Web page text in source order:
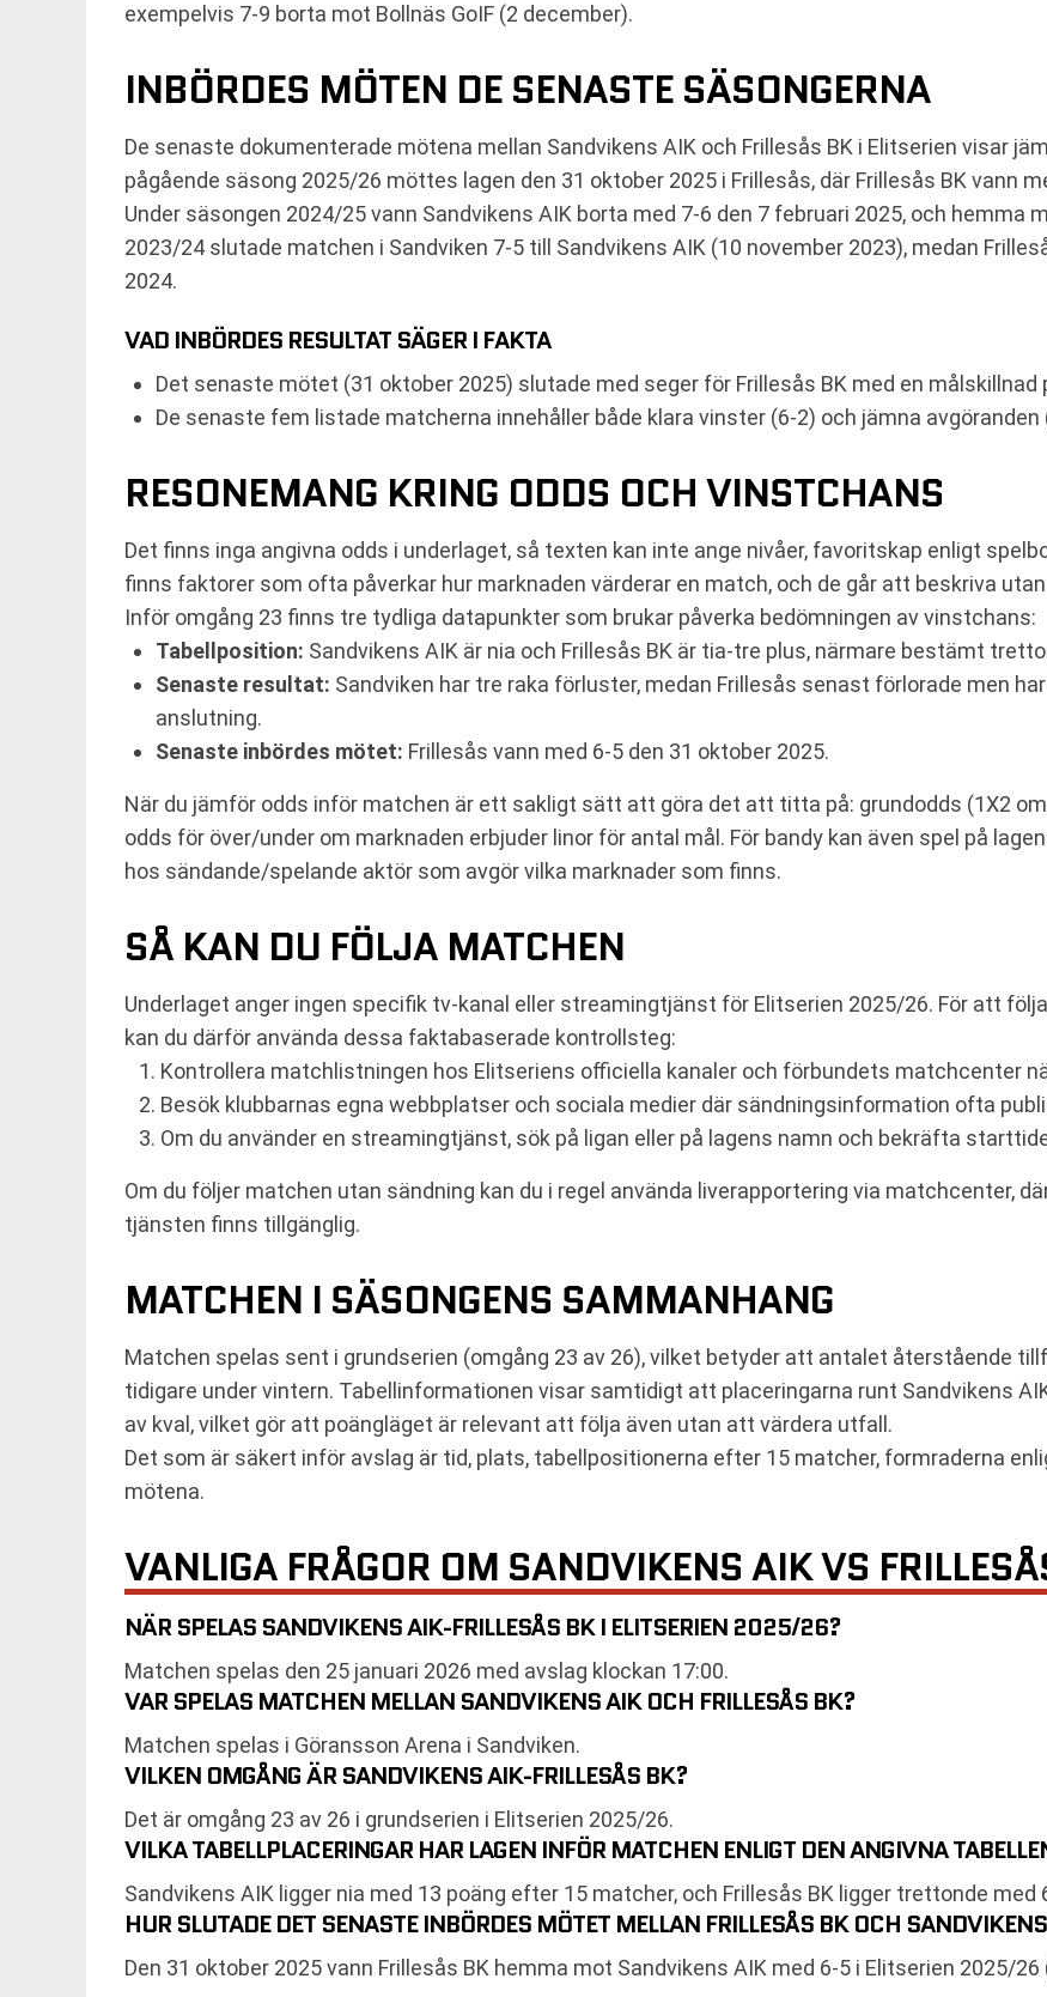
exempelvis 7-9 borta mot Bollnäs GoIF (2 december).
INBÖRDES MÖTEN DE SENASTE SÄSONGERNA
De senaste dokumenterade mötena mellan Sandvikens AIK och Frillesås BK i Elitserien visar
pågående säsong 2025/26 möttes lagen den 31 oktober 2025 i Frillesås, där Frillesås BK vann
Under säsongen 2024/25 vann Sandvikens AIK borta med 7-6 den 7 februari 2025, och hemma
2023/24 slutade matchen i Sandviken 7-5 till Sandvikens AIK (10 november 2023), medan
2024.
VAD INBÖRDES RESULTAT SÄGER I FAKTA
Det senaste mötet (31 oktober 2025) slutade med seger för Frillesås BK med en målskillnad
De senaste fem listade matcherna innehåller både klara vinster (6-2) och jämna avgöranden
RESONEMANG KRING ODDS OCH VINSTCHANS
Det finns inga angivna odds i underlaget, så texten kan inte ange nivåer, favoritskap enligt
finns faktorer som ofta påverkar hur marknaden värderar en match, och de går att beskriva
Inför omgång 23 finns tre tydliga datapunkter som brukar påverka bedömningen av vinstchans:
Tabellposition: Sandvikens AIK är nia och Frillesås BK är tia-tre plus, närmare bestämt
Senaste resultat: Sandviken har tre raka förluster, medan Frillesås senast förlorade men
anslutning.
Senaste inbördes mötet: Frillesås vann med 6-5 den 31 oktober 2025.
När du jämför odds inför matchen är ett sakligt sätt att göra det att titta på: grundodds (1X2
odds för över/under om marknaden erbjuder linor för antal mål. För bandy kan även spel på
hos sändande/spelande aktör som avgör vilka marknader som finns.
SÅ KAN DU FÖLJA MATCHEN
Underlaget anger ingen specifik tv-kanal eller streamingtjänst för Elitserien 2025/26. För att
kan du därför använda dessa faktabaserade kontrollsteg:
Kontrollera matchlistningen hos Elitseriens officiella kanaler och förbundets matchcenter
Besök klubbarnas egna webbplatser och sociala medier där sändningsinformation ofta
Om du använder en streamingtjänst, sök på ligan eller på lagens namn och bekräfta
Om du följer matchen utan sändning kan du i regel använda liverapportering via matchcenter,
tjänsten finns tillgänglig.
MATCHEN I SÄSONGENS SAMMANHANG
Matchen spelas sent i grundserien (omgång 23 av 26), vilket betyder att antalet återstående
tidigare under vintern. Tabellinformationen visar samtidigt att placeringarna runt Sandvikens
av kval, vilket gör att poängläget är relevant att följa även utan att värdera utfall.
Det som är säkert inför avslag är tid, plats, tabellpositionerna efter 15 matcher, formraderna
mötena.
VANLIGA FRÅGOR OM SANDVIKENS AIK VS
NÄR SPELAS SANDVIKENS AIK-FRILLESÅS BK I ELITSERIEN 2025/26?
Matchen spelas den 25 januari 2026 med avslag klockan 17:00.
VAR SPELAS MATCHEN MELLAN SANDVIKENS AIK OCH FRILLESÅS BK?
Matchen spelas i Göransson Arena i Sandviken.
VILKEN OMGÅNG ÄR SANDVIKENS AIK-FRILLESÅS BK?
Det är omgång 23 av 26 i grundserien i Elitserien 2025/26.
VILKA TABELLPLACERINGAR HAR LAGEN INFÖR MATCHEN ENLIGT DEN ANGIVNA
Sandvikens AIK ligger nia med 13 poäng efter 15 matcher, och Frillesås BK ligger trettonde
HUR SLUTADE DET SENASTE INBÖRDES MÖTET MELLAN FRILLESÅS BK OCH
Den 31 oktober 2025 vann Frillesås BK hemma mot Sandvikens AIK med 6-5 i Elitserien 2025/26